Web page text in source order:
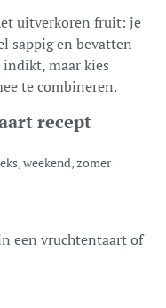
uitverkoren fruit: je
sappig en bevatten
maar kies
te combineren.
recept
weekend, zomer|